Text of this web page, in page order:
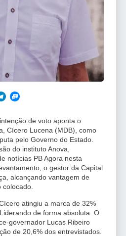
de voto aponta o
Cícero Lucena (MDB), como
pelo Governo do Estado.
do instituto Anova,
notícias PB Agora nesta
o gestor da Capital
alcançando vantagem de
atingiu a marca de 32%
de forma absoluta. O
governador Lucas Ribeiro
de 20,6% dos entrevistados.